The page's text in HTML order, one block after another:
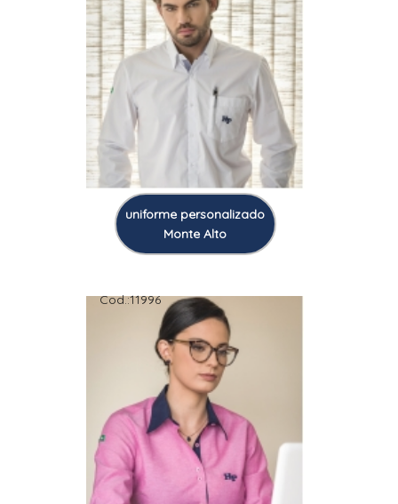
uniforme personalizado
Monte Alto
Cod.:11996